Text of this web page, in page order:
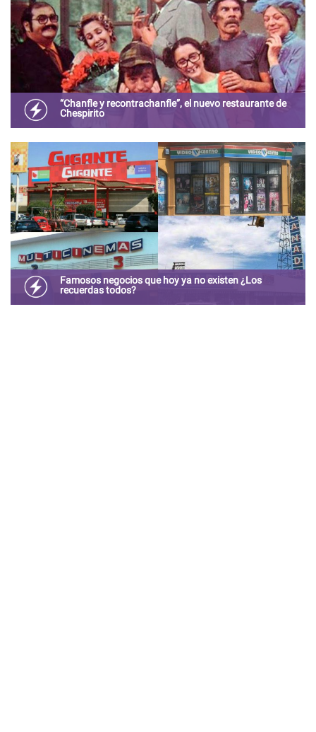
“Chanfle y recontrachanfle”, el nuevo restaurante de
Chespirito
inspirado en los personajes de Chespirito llega en
Diciembre a Plaza Satélite.
Famosos negocios que hoy ya no existen ¿Los
recuerdas todos?